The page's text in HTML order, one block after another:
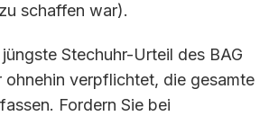
schaffen war).
Stechuhr-Urteil des BAG
ohnehin verpflichtet, die gesamte
Fordern Sie bei